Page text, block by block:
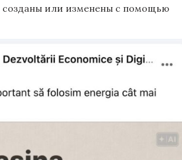
созданы или изменены с помощью